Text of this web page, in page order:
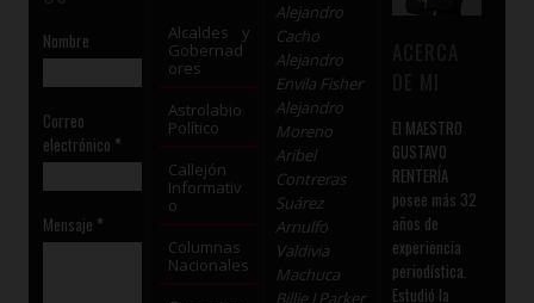
Nombre
Correo
electrónico *
Mensaje *
Alcaldes y
Gobernad
ores
Astrolabio
Político
Callejón
Informativ
o
Columnas
Nacionales
Alejandro
Cacho
Alejandro
Envila Fisher
Alejandro
Moreno
Aribel
Contreras
Suárez
Arnulfo
Valdivia
Machuca
Billie J Parker
El MAESTRO
GUSTAVO
RENTERÍA
posee más 32
años de
experiencia
periodística.
Estudió la